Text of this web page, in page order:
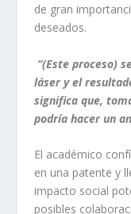
de gran
deseados.
“(Este proceso)
láser y el
significa que,
podría hacer un
El académico
en una patente y
impacto social
posibles